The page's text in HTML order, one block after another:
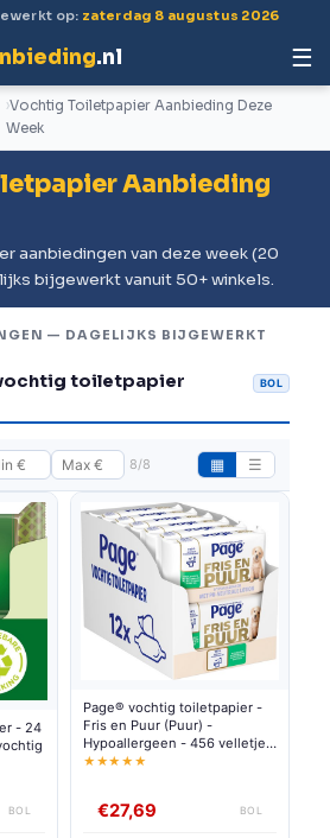
op: zaterdag 8 augustus 2026
.nl ☰
Vochtig Toiletpapier Aanbieding Deze
Week
Aanbieding
aanbiedingen van deze week (20
bijgewerkt vanuit 50+ winkels.
— DAGELIJKS BIJGEWERKT
toiletpapier
BOL
8/8 ▦ ☰
- 24
BOL
Page® vochtig toiletpapier -
Fris en Puur (Puur) -
Hypoallergeen - 456 velletjes
- 12 x 38 stuks -
★★★★★
€27,69 BOL